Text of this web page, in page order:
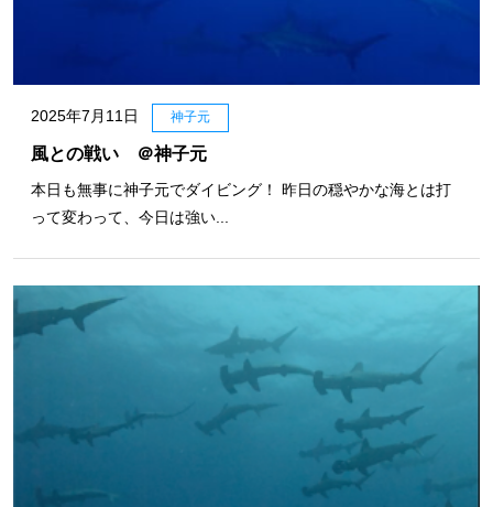
2025年7月11日 神子元
風との戦い ＠神子元
本日も無事に神子元でダイビング！ 昨日の穏やかな海とは打
って変わって、今日は強い...